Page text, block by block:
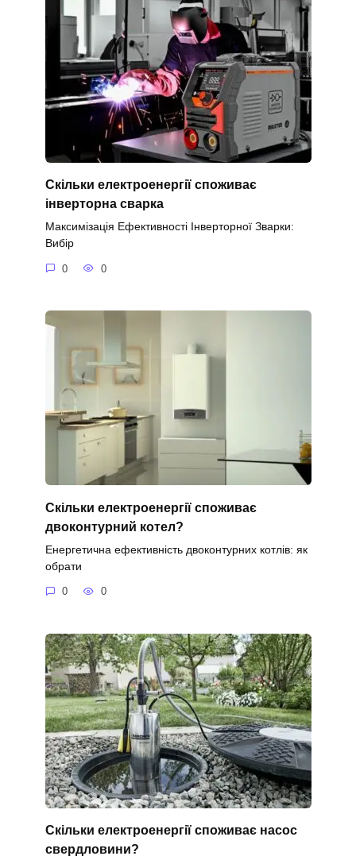
Скільки електроенергії споживає
інверторна сварка
Максимізація Ефективності Інверторної Зварки:
Вибір
0 0
Скільки електроенергії споживає
двоконтурний котел?
Енергетична ефективність двоконтурних котлів: як
обрати
0 0
Скільки електроенергії споживає насос
свердловини?